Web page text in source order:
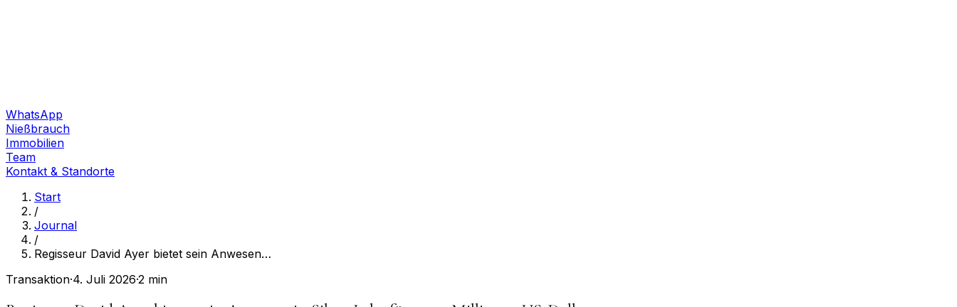
WhatsApp
Nießbrauch
Immobilien
Team
Kontakt & Standorte
Start
/
Journal
/
Regisseur David Ayer bietet sein Anwesen…
Transaktion·4. Juli 2026·2 min